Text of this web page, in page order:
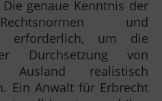
genaue Kenntnis der
und
erforderlich, um die
Durchsetzung von
Ausland realistisch
Ein Anwalt für Erbrecht